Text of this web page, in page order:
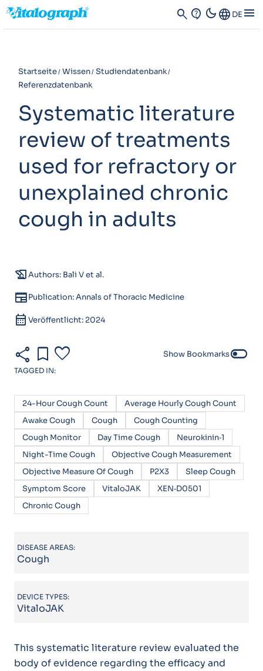
search contact_support dark_modeLanguage DE menu
Startseite Wissen Studiendatenbank
Referenzdatenbank
Systematic literature
review of treatments
used for refractory or
unexplained chronic
cough in adults
history_eduAuthors: Bali V et al.
newspaperPublication: Annals of Thoracic Medicine
calendar_month Veröffentlicht: 2024
share bookmark favorite Show Bookmarkstoggle_off
TAGGED IN:
24-Hour Cough Count
Average Hourly Cough Count
Awake Cough
Cough
Cough Counting
Cough Monitor
Day Time Cough
Neurokinin‑1
Night-Time Cough
Objective Cough Measurement
Objective Measure Of Cough
P2X3
Sleep Cough
Symptom Score
VitaloJAK
XEN‑D0501
Chronic Cough
DISEASE AREAS:
Cough
DEVICE TYPES:
VitaloJAK
This systematic literature review evaluated the
body of evidence regarding the efficacy and